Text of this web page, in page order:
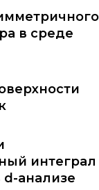
в среде
интеграл
d -анализе